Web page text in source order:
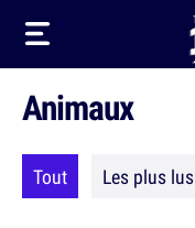
Animaux
Tout Les plus lus